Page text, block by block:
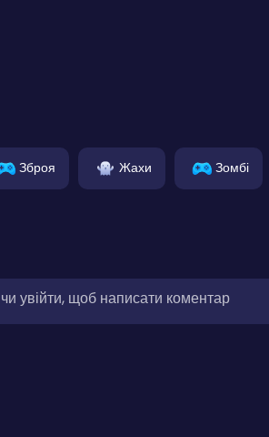
Зброя Жахи Зомбі
увійти, щоб написати коментар